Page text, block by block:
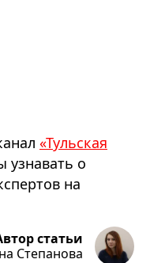
«Тульская
узнавать о
на
статьи
Степанова